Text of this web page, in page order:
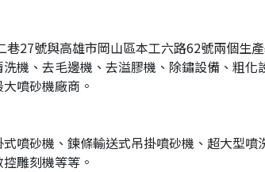
27號與高雄市岡山區本工六路62號兩個生
機、去毛邊機、去溢膠機、除鏽設備、粗
噴砂機廠商。
噴砂機、鍊條輸送式吊掛噴砂機、超大型
雕刻機等等。